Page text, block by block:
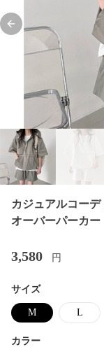
Previous slide
カジュアルコー
オーバーパーカー
3,580 円
サイズ
M L
カラー